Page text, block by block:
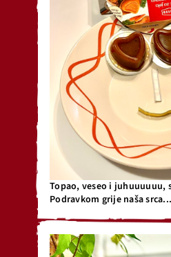
Topao, veseo i juhuuuuuu,
Podravkom grije naša srca...